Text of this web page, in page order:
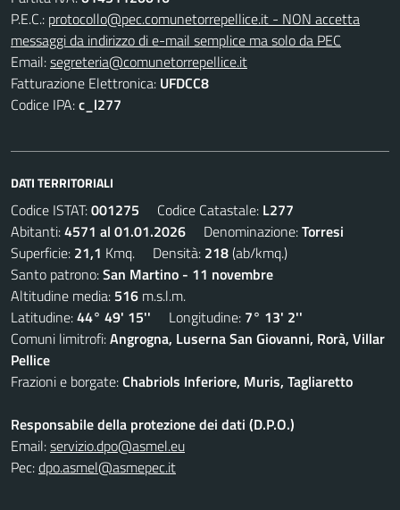
P.E.C.: protocollo@pec.comunetorrepellice.it - NON accetta
messaggi da indirizzo di e-mail semplice ma solo da PEC
Email:segreteria@comunetorrepellice.it
Fatturazione Elettronica: UFDCC8
Codice IPA:c_l277
DATI TERRITORIALI
Codice ISTAT:001275 Codice Catastale: L277
Abitanti:4571 al 01.01.2026 Denominazione:Torresi
Superficie: 21,1 Kmq. Densità: 218(ab/kmq.)
Santo patrono:San Martino - 11 novembre
Altitudine media: 516 m.s.l.m.
Latitudine:44° 49' 15'' Longitudine: 7° 13' 2''
Comuni limitrofi:Angrogna, Luserna San Giovanni, Rorà, Villar
Pellice
Frazioni e borgate:Chabriols Inferiore, Muris, Tagliaretto
Responsabile della protezione dei dati (D.P.O.)
Email:servizio.dpo@asmel.eu
Pec:dpo.asmel@asmepec.it